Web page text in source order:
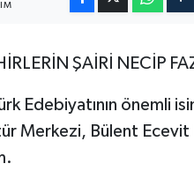
ŞAİRİ NECİP
Edebiyatının önemli
Merkezi, Bülent